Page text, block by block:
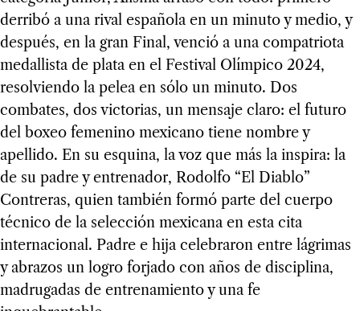
derribó a una rival española en un minuto y medio, y
después, en la gran Final, venció a una compatriota
medallista de plata en el Festival Olímpico 2024,
resolviendo la pelea en sólo un minuto. Dos
combates, dos victorias, un mensaje claro: el futuro
del boxeo femenino mexicano tiene nombre y
apellido. En su esquina, la voz que más la inspira: la
de su padre y entrenador, Rodolfo “El Diablo”
Contreras, quien también formó parte del cuerpo
técnico de la selección mexicana en esta cita
internacional. Padre e hija celebraron entre lágrimas
y abrazos un logro forjado con años de disciplina,
madrugadas de entrenamiento y una fe